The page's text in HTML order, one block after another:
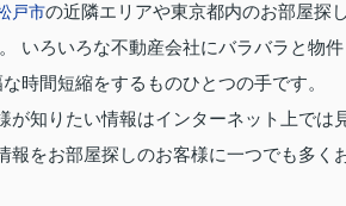
戸市の近隣エリアや東京都内のお部屋探
いろいろな不動産会社にバラバラと物件
時間短縮をするものひとつの手です。
が知りたい情報はインターネット上では
報をお部屋探しのお客様に一つでも多く